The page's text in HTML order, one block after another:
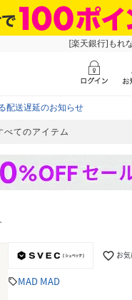
[楽天銀行]もれ
配送遅延のお知らせ
べてのアイテム
favorite_border お
sellMAD MAD